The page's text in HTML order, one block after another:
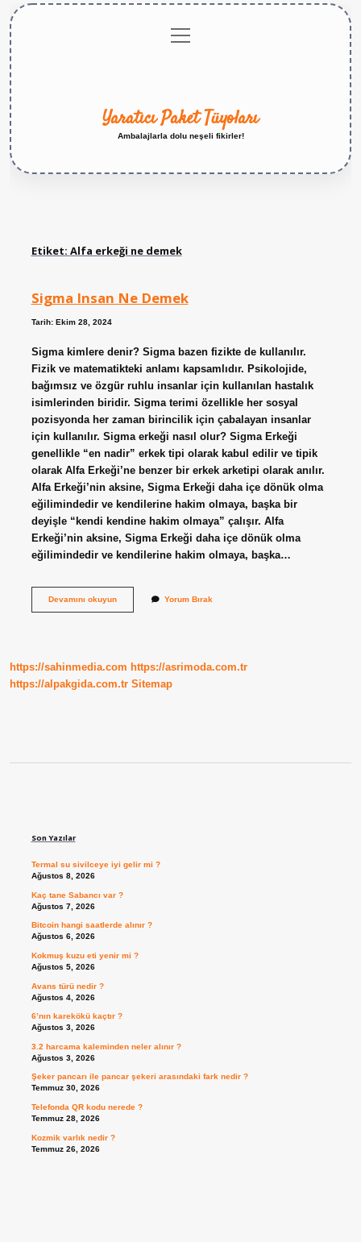
menüyü
aç
Yaratıcı Paket Tüyoları
Ambalajlarla dolu neşeli fikirler!
Etiket: Alfa erkeği ne demek
Sigma Insan Ne Demek
Tarih: Ekim 28, 2024
Sigma kimlere denir? Sigma bazen fizikte de kullanılır.
Fizik ve matematikteki anlamı kapsamlıdır. Psikolojide,
bağımsız ve özgür ruhlu insanlar için kullanılan hastalık
isimlerinden biridir. Sigma terimi özellikle her sosyal
pozisyonda her zaman birincilik için çabalayan insanlar
için kullanılır. Sigma erkeği nasıl olur? Sigma Erkeği
genellikle “en nadir” erkek tipi olarak kabul edilir ve tipik
olarak Alfa Erkeği’ne benzer bir erkek arketipi olarak anılır.
Alfa Erkeği’nin aksine, Sigma Erkeği daha içe dönük olma
eğilimindedir ve kendilerine hakim olmaya, başka bir
deyişle “kendi kendine hakim olmaya” çalışır. Alfa
Erkeği’nin aksine, Sigma Erkeği daha içe dönük olma
eğilimindedir ve kendilerine hakim olmaya, başka…
Devamını okuyunSigma
Yorum Bırak
https://sahinmedia.com https://asrimoda.com.tr
https://alpakgida.com.tr Sitemap
Son Yazılar
Termal su sivilceye iyi gelir mi ?
Ağustos 8, 2026
Kaç tane Sabancı var ?
Ağustos 7, 2026
Bitcoin hangi saatlerde alınır ?
Ağustos 6, 2026
Kokmuş kuzu eti yenir mi ?
Ağustos 5, 2026
Avans türü nedir ?
Ağustos 4, 2026
6’nın karekökü kaçtır ?
Ağustos 3, 2026
3.2 harcama kaleminden neler alınır ?
Ağustos 3, 2026
Şeker pancarı ile pancar şekeri arasındaki fark nedir ?
Temmuz 30, 2026
Telefonda QR kodu nerede ?
Temmuz 28, 2026
Kozmik varlık nedir ?
Temmuz 26, 2026